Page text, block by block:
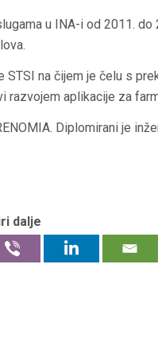
u INA-i od 2011. do
na čijem je čelu s
razvojem aplikacije za
Diplomirani je
dalje